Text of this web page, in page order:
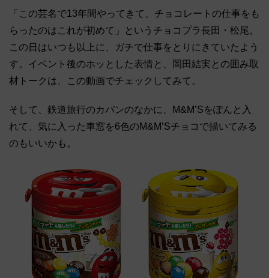
「この芸名で13年間やってきて、チョコレートの仕事をも
らったのはこれが初めて」というチョコプラ長田・松尾。
この日はいつも以上に、ガチで仕事をとりにきていたよう
す。イベント後のホッとした表情と、岡田結実との囲み取
材トークは、この動画でチェックしてみて。
そして、鉄道旅行のカバンのなかに、M&M’Sをぽんと入
れて、気に入った車窓を6色のM&M’Sチョコで描いてみる
のもいいかも。